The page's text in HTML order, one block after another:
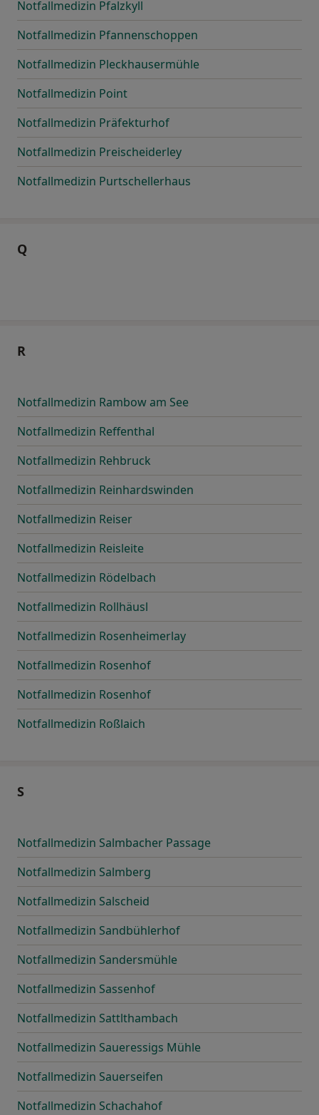
Notfallmedizin Pfalzkyll
Notfallmedizin Pfannenschoppen
Notfallmedizin Pleckhausermühle
Notfallmedizin Point
Notfallmedizin Präfekturhof
Notfallmedizin Preischeiderley
Notfallmedizin Purtschellerhaus
Q
R
Notfallmedizin Rambow am See
Notfallmedizin Reffenthal
Notfallmedizin Rehbruck
Notfallmedizin Reinhardswinden
Notfallmedizin Reiser
Notfallmedizin Reisleite
Notfallmedizin Rödelbach
Notfallmedizin Rollhäusl
Notfallmedizin Rosenheimerlay
Notfallmedizin Rosenhof
Notfallmedizin Rosenhof
Notfallmedizin Roßlaich
S
Notfallmedizin Salmbacher Passage
Notfallmedizin Salmberg
Notfallmedizin Salscheid
Notfallmedizin Sandbühlerhof
Notfallmedizin Sandersmühle
Notfallmedizin Sassenhof
Notfallmedizin Sattlthambach
Notfallmedizin Saueressigs Mühle
Notfallmedizin Sauerseifen
Notfallmedizin Schachahof